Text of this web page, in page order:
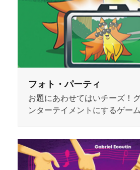
フォト・パーティ
お題にあわせてはいチーズ！
ンターテイメントにするゲー